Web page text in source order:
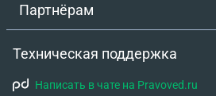
Партнёрам
Техническая поддержка
Написать в чате на Pravoved.ru